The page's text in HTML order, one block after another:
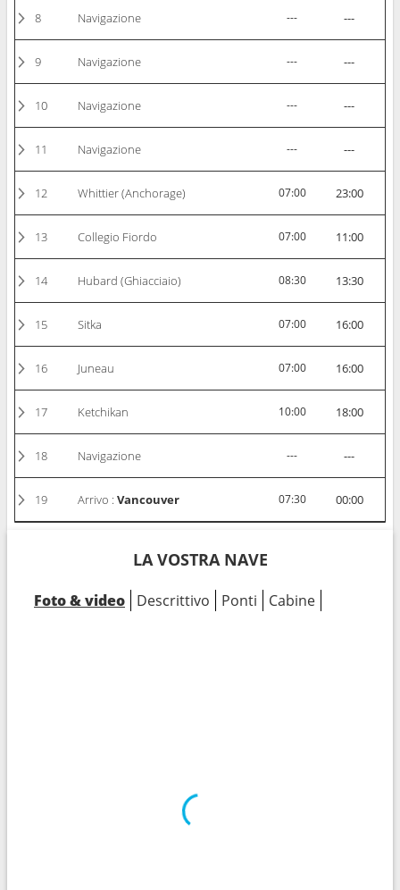
8 Navigazione --- ---
9 Navigazione --- ---
10 Navigazione --- ---
11 Navigazione --- ---
12 Whittier (Anchorage) 07:00 23:00
13 Collegio Fiordo 07:00 11:00
14 Hubard (Ghiacciaio) 08:30 13:30
15 Sitka 07:00 16:00
16 Juneau 07:00 16:00
17 Ketchikan 10:00 18:00
18 Navigazione --- ---
19 Arrivo :Vancouver 07:30 00:00
LA VOSTRA NAVE
Foto & video Descrittivo Ponti Cabine